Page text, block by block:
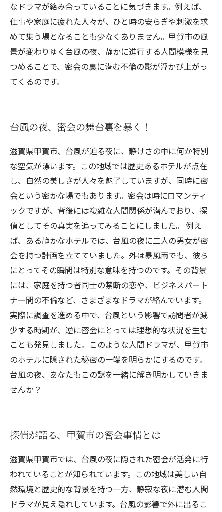
なドラマが絡み合っていることに気づきます。例えば、
仕事や家庭に疲れた人々が、ひと時の安らぎや刺激を求
めて集う場となることも少なくありません。甲賀市の風
景が変わりゆく台風の夜、静かに進行する人間模様を見
つめることで、密会の裏に潜む不倫の影が浮かび上がっ
てくるのです。
台風の夜、密会の舞台裏を暴く！
滋賀県甲賀市、台風が迫る夜に、静けさの中に何か特別
な空気が漂います。この地域では歴史あるホテルが点在
し、自然の美しさが人々を魅了していますが、同時に密
会という密かな場でもあります。密会は時にロマンティ
ックですが、背後には複雑な人間関係が潜んでおり、探
偵としてその真実を追ってみることにしました。 例え
ば、ある静かなホテルでは、台風の夜に二人の男女が密
会を持つ計画を立てていました。外は暴風雨でも、彼ら
にとってその瞬間は特別な意味を持つのです。その背景
には、家庭を持つ者同士の禁断の恋や、ビジネスパート
ナー間の不倫など、さまざまなドラマが絡んでいます。
実際に調査を進める中で、台風という影響で訪問者が減
少する時期が、逆に密会にとっては理想的な状況を生む
ことも発見しました。このような人間ドラマが、甲賀市
のホテルに隠された秘密の一端を明らかにするのです。
台風の夜、あなたもこの謎を一緒に解き明かしていきま
せんか？
探偵が語る、甲賀市の密会事情とは
滋賀県甲賀市では、台風の夜に隠された密会が活発に行
われていることが知られています。この地域は美しい自
然環境と歴史的な背景を持つ一方、静寂な夜に潜む人間
ドラマが見え隠れしています。台風の影響で外に出るこ